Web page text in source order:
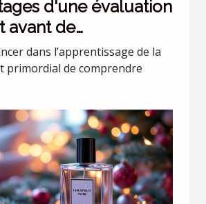
d'une évaluation
avant de
les leçons de
dans l’apprentissage de la
primordial de comprendre